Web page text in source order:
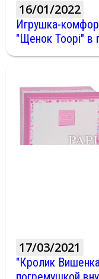
16/01/2022
Игрушка-
"Щенок Toopi" в
17/03/2021
"Кролик